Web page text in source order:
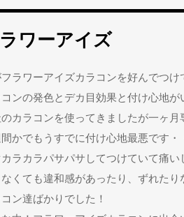
ワーアイズ
ラワーアイズカラコンを好んでつけ
コンの発色とデカ目効果と付け心地が
カラコンを使ってきましたが一ヶ月
かでもうすでに付け心地最悪です・
ラカラパサパサしてつけていて痛い
くても違和感があったり、ずれたり
ン達ばかりでした！